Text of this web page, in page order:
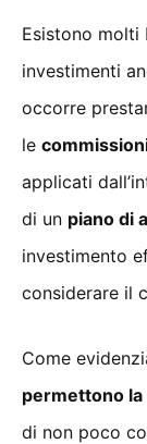
Esistono molti
investimenti
occorre
le
applicati
di un piano di
investimento
considerare il
Come
permettono
di non poco